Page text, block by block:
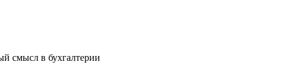
смысл в бухгалтерии